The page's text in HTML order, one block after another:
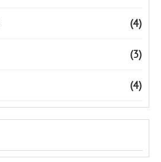
(4)
(3)
(4)